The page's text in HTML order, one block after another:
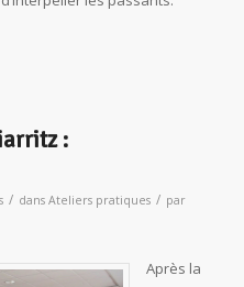
:
/ dans Ateliers pratiques / par
Après la